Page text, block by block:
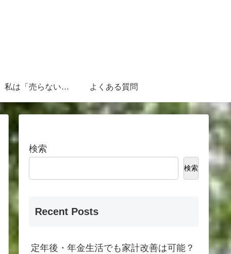
なぜ、私は「売らないFP」なのか よくある質問
検索
検索
Recent Posts
定年後・年金生活でも家計改善は可能？